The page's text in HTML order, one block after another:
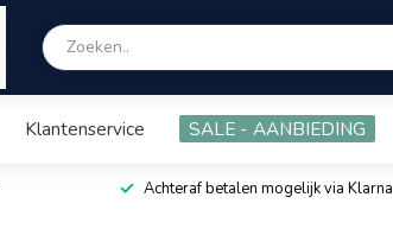
Klantenservice SALE - AANBIEDING
Achteraf betalen mogelijk via Klarna